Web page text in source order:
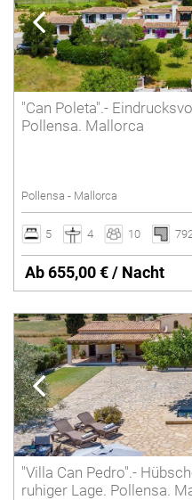
"Can Poleta".-
Pollensa. Mallorca
Pollensa - Mallorca
5 4 10
Ab 655,00 € / Nacht
"Villa Can Pedro".-
ruhiger Lage. Pollensa.